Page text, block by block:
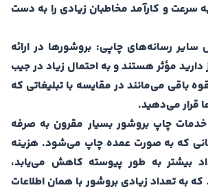
سرعت و کارآمد مخاطبان زیادی را به دست
سایر رسانه‌های چاپی: بروشورها در ارائه
دارید مؤثر هستند و به احتمال زیاد در جیب
باقی می‌مانند در مقایسه با تبلیغاتی که
قرار می‌دهید.
چاپ بروشور بسیار مقرون به صرفه
که به صورت عمده چاپ می‌شود. هزینه
بیشتر به طور پیوسته کاهش می‌یابد،
که به تعداد زیادی بروشور با همان اطلاعات